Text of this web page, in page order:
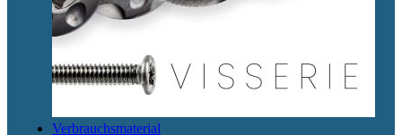
Verbrauchsmaterial